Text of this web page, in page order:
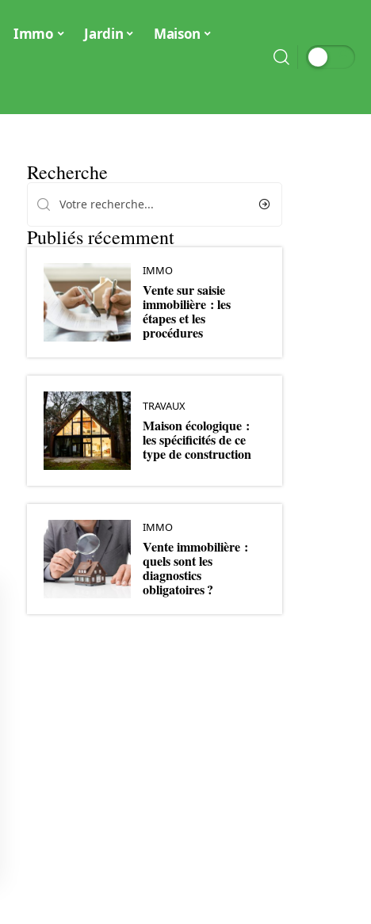
Immo Jardin Maison
Recherche
Publiés récemment
IMMO
Vente sur saisie
immobilière : les
étapes et les
procédures
TRAVAUX
Maison écologique :
les spécificités de ce
type de construction
IMMO
Vente immobilière :
quels sont les
diagnostics
obligatoires ?